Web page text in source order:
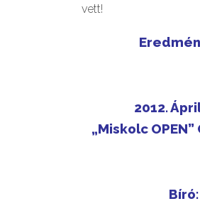
vett!
2012.
„Miskolc OPEN”
Bíró: